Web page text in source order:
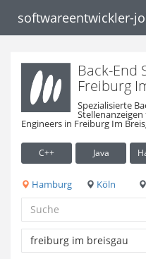
softwareentwickler-
Back-End
Freiburg
Spezialisierte
Engineers in Freiburg Im
C++ Java
Hamburg Köln